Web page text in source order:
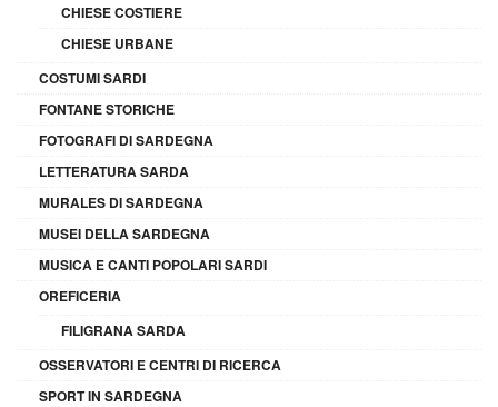
CHIESE COSTIERE
CHIESE URBANE
COSTUMI SARDI
FONTANE STORICHE
FOTOGRAFI DI SARDEGNA
LETTERATURA SARDA
MURALES DI SARDEGNA
MUSEI DELLA SARDEGNA
MUSICA E CANTI POPOLARI SARDI
OREFICERIA
FILIGRANA SARDA
OSSERVATORI E CENTRI DI RICERCA
SPORT IN SARDEGNA